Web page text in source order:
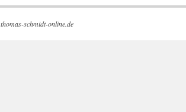
thomas-schmidt-online.de